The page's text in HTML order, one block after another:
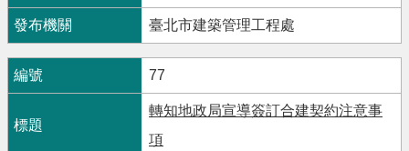
臺北市建築管理工程處
77
轉知地政局宣導簽訂合建契約注意事
項